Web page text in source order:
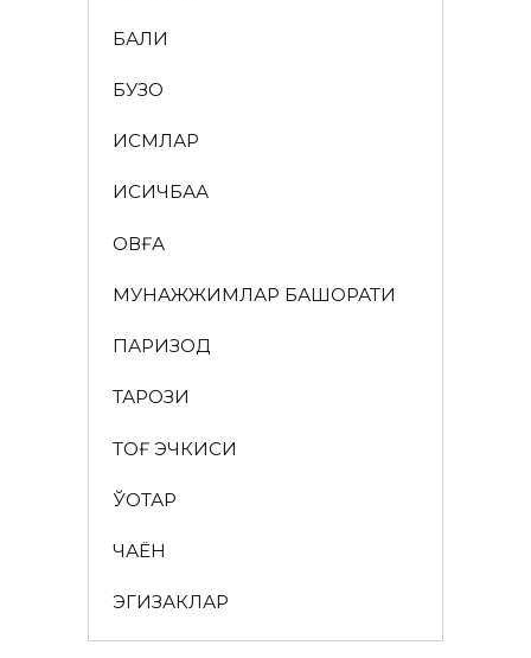
БАЛИҚ
БУЗОҚ
ИСМЛАР
ҚИСҚИЧБАҚА
ҚОВҒА
МУНАЖЖИМЛАР БАШОРАТИ
ПАРИЗОД
ТАРОЗИ
ТОҒ ЭЧКИСИ
ЎҚОТАР
ЧАЁН
ЭГИЗАКЛАР